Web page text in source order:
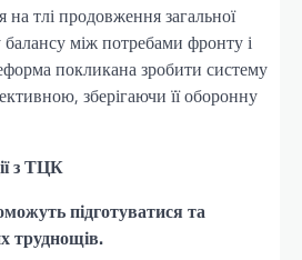
на тлі продовження загальної
балансу між потребами фронту і
покликана зробити систему
зберігаючи її оборонну
з ТЦК
підготуватися та
труднощів.